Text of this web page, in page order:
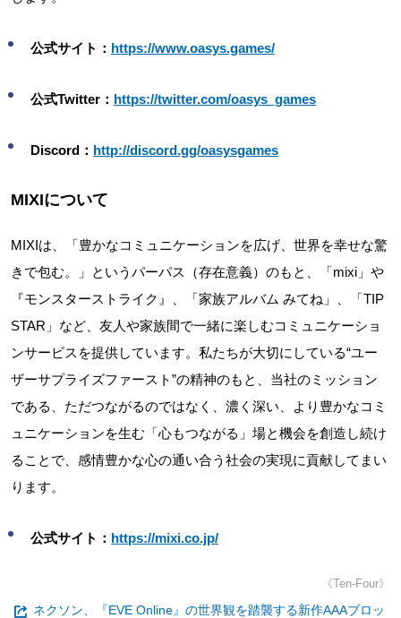
公式サイト： https://www.oasys.games/
公式Twitter： https://twitter.com/oasys_games
Discord： http://discord.gg/oasysgames
MIXIについて
MIXIは、「豊かなコミュニケーションを広げ、世界を幸せな驚
きで包む。」というパーパス（存在意義）のもと、「mixi」や
『モンスターストライク』、「家族アルバム みてね」、「TIP
STAR」など、友人や家族間で一緒に楽しむコミュニケーショ
ンサービスを提供しています。私たちが大切にしている“ユー
ザーサプライズファースト”の精神のもと、当社のミッション
である、ただつながるのではなく、濃く深い、より豊かなコミ
ュニケーションを生む「心もつながる」場と機会を創造し続け
ることで、感情豊かな心の通い合う社会の実現に貢献してまい
ります。
公式サイト： https://mixi.co.jp/
《Ten-Four》
ネクソン、『EVE Online』の世界観を踏襲する新作AAAブロッ